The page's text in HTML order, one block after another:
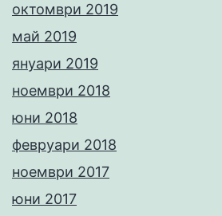
октомври 2019
май 2019
януари 2019
ноември 2018
юни 2018
февруари 2018
ноември 2017
юни 2017